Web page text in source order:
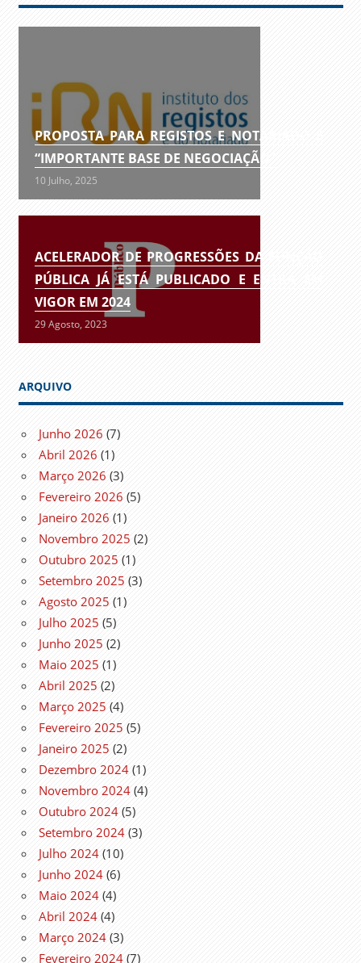
PROPOSTA PARA REGISTOS E NOTARIADO É
“IMPORTANTE BASE DE NEGOCIAÇÃO”
10 Julho, 2025
ACELERADOR DE PROGRESSÕES DA FUNÇÃO
PÚBLICA JÁ ESTÁ PUBLICADO E ENTRA EM
VIGOR EM 2024
29 Agosto, 2023
ARQUIVO
Junho 2026 (7)
Abril 2026 (1)
Março 2026 (3)
Fevereiro 2026 (5)
Janeiro 2026 (1)
Novembro 2025 (2)
Outubro 2025 (1)
Setembro 2025 (3)
Agosto 2025 (1)
Julho 2025 (5)
Junho 2025 (2)
Maio 2025 (1)
Abril 2025 (2)
Março 2025 (4)
Fevereiro 2025 (5)
Janeiro 2025 (2)
Dezembro 2024 (1)
Novembro 2024 (4)
Outubro 2024 (5)
Setembro 2024 (3)
Julho 2024 (10)
Junho 2024 (6)
Maio 2024 (4)
Abril 2024 (4)
Março 2024 (3)
Fevereiro 2024 (7)